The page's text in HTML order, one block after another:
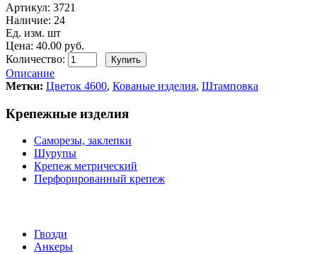
Артикул: 3721
Наличие: 24
Ед. изм. шт
Цена: 40.00 руб.
Количество:
Описание
Метки: Цветок 4600, Кованые изделия, Штамповка
Крепежные изделия
Саморезы, заклепки
Шурупы
Крепеж метрический
Перфорированный крепеж
Гвозди
Анкеры